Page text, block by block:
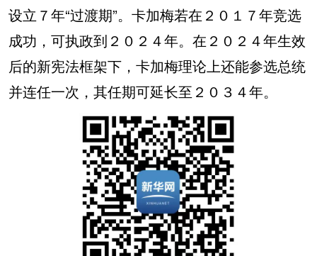
设立７年“过渡期”。卡加梅若在２０１７年竞选
成功，可执政到２０２４年。在２０２４年生效
后的新宪法框架下，卡加梅理论上还能参选总统
并连任一次，其任期可延长至２０３４年。